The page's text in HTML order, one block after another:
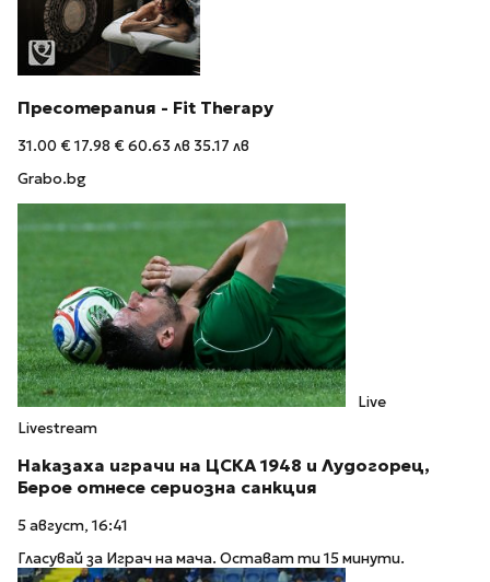
Пресотерапия - Fit Therapy
31.00 €17.98 €60.63 лв 35.17 лв
Grabo.bg
Live
Livestream
Наказаха играчи на ЦСКА 1948 и Лудогорец,
Берое отнесе сериозна санкция
5 август, 16:41
Гласувай за Играч на мача. Остават ти 15 минути.